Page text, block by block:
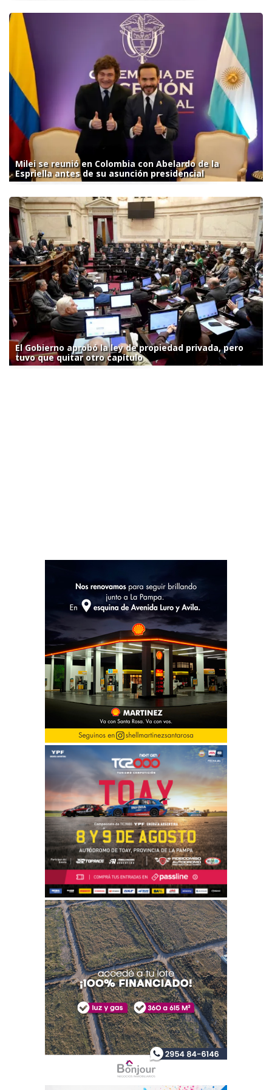
Milei se reunió en Colombia con Abelardo de la
Espriella antes de su asunción presidencial
El Gobierno aprobó la ley de propiedad privada, pero
tuvo que quitar otro capítulo